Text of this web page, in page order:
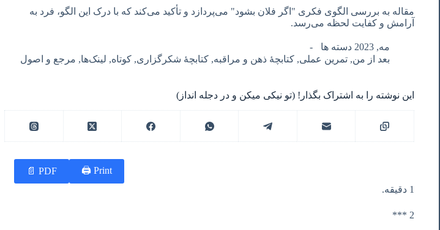
مقاله به بررسی الگوی فکری "اگر فلان بشود" می‌پردازد و تأکید می‌کند که با درک این الگو، فرد به
آرامش و کفایت لحظه می‌رسد.
مه, 2023 دسته ها
بعد از من, تمرین عملی, کتابچۀ ذهن و مراقبه, کتابچۀ شکرگزاری, کوتاه, لینک‌ها, مرجع و اصول
این نوشته را به اشتراک بگذار! (تو نیکی میکن و در دجله انداز)
Print 🖨
PDF 📄
1 دقیقه.
2 ***